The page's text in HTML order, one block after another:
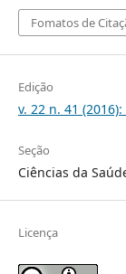
Fomatos de
Edição
v. 22 n. 41
Seção
Ciências da
Licença